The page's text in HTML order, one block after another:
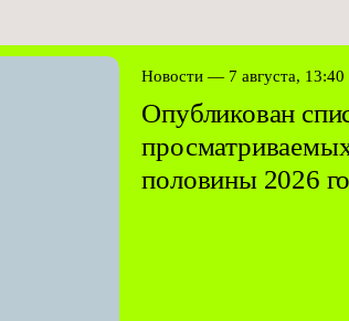
Новости — 7 августа, 13:40
Опубликован
половины 2026